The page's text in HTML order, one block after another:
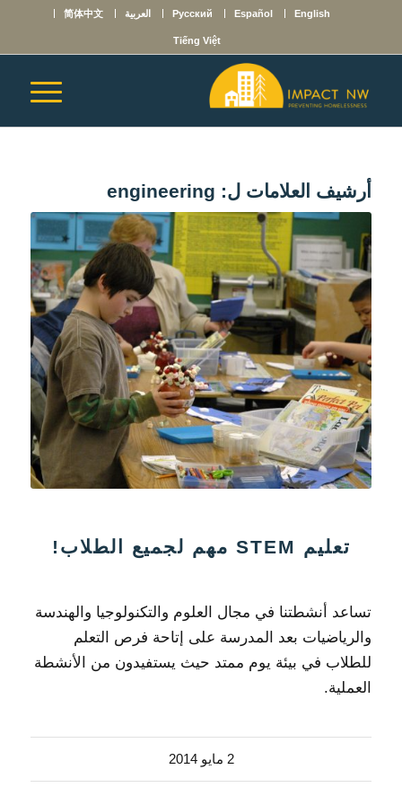
English
Español
Русский العربية 简体中文
Tiếng Việt
أرشيف العلامات ل: engineering
تعليم STEM مهم لجميع الطلاب!
تساعد أنشطتنا في مجال العلوم والتكنولوجيا والهندسة
والرياضيات بعد المدرسة على إتاحة فرص التعلم
للطلاب في بيئة يوم ممتد حيث يستفيدون من الأنشطة
العملية.
2 مايو 2014